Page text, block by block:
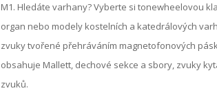
M1. Hledáte varhany? Vyberte si tonewheelovou
organ nebo modely kostelních a katedrálových
zvuky tvořené přehráváním magnetofonových
obsahuje Mallett, dechové sekce a sbory, zvuky
zvuků.